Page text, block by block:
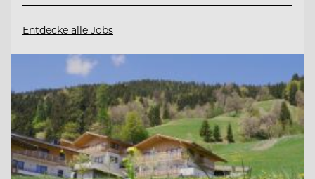
Entdecke alle Jobs